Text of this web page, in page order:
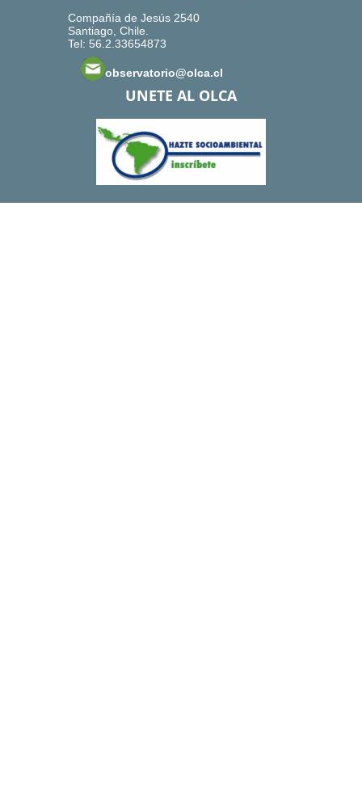
Compañía de Jesús 2540
Santiago, Chile.
Tel: 56.2.33654873
observatorio@olca.cl
UNETE AL OLCA